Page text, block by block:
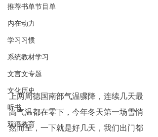
推荐书单节目单
内在动力
学习习惯
系统教材学习
文言文专题
文化历史
听书
双语教育
上两周德国南部气温骤降，连续几天最
高气温都在零下，今年冬天第一场雪悄
然而至，一下就是好几天，我们出门都